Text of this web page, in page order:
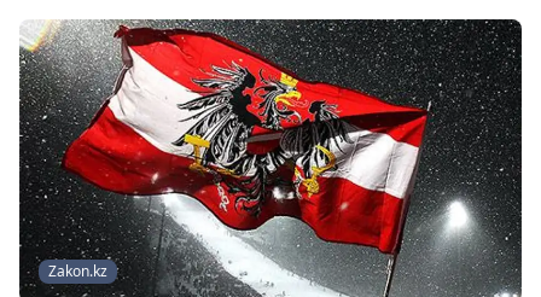
Zakon.kz